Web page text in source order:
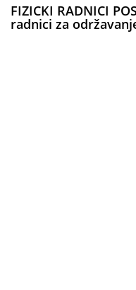
FIZICKI RADNICI
radnici za